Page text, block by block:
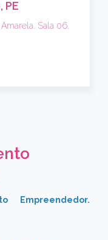
PE
Amarela. Sala 06.
Empreendedor.